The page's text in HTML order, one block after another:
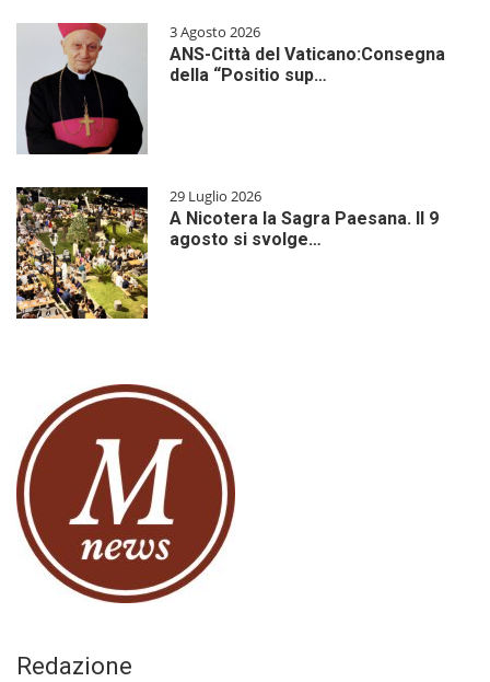
3 Agosto 2026
ANS-Città del Vaticano:Consegna
della “Positio sup…
29 Luglio 2026
A Nicotera la Sagra Paesana. Il 9
agosto si svolge…
Redazione